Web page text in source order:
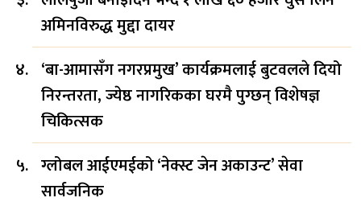
अमिनविरुद्ध मुद्दा दायर
‘बा-आमासँग नगरप्रमुख’ कार्यक्रमलाई बुटवलले दियो
निरन्तरता, ज्येष्ठ नागरिकका घरमै पुग्छन् विशेषज्ञ
चिकित्सक
ग्लोबल आईएमईको ‘नेक्स्ट जेन अकाउन्ट’ सेवा
सार्वजनिक